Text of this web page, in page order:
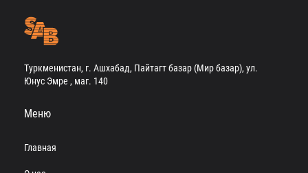
Туркменистан, г. Ашхабад, Пайтагт базар (Мир базар), ул.
Юнус Эмре , маг. 140
Меню
Главная